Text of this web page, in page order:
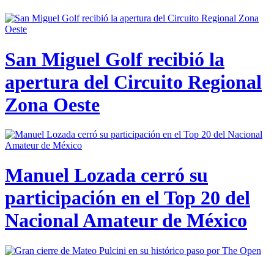
San Miguel Golf recibió la
apertura del Circuito Regional
Zona Oeste
Manuel Lozada cerró su
participación en el Top 20 del
Nacional Amateur de México